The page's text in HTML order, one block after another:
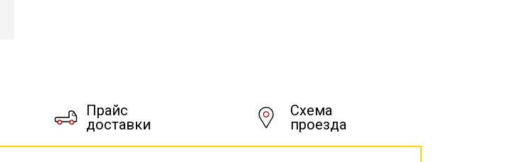
Прайс
доставки
Схема
проезда